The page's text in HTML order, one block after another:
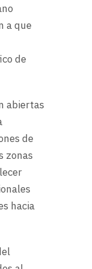
a que
de
abiertas
de
zonas
hacia